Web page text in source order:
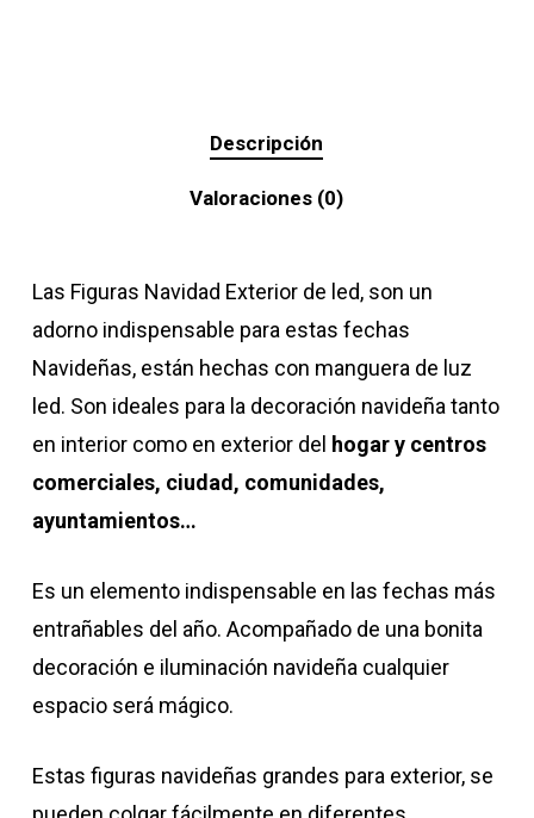
Descripción
Valoraciones (0)
Las Figuras Navidad Exterior de led, son un
adorno indispensable para estas fechas
Navideñas, están hechas con manguera de luz
led. Son ideales para la decoración navideña tanto
en interior como en exterior del hogar y centros
comerciales, ciudad, comunidades,
ayuntamientos…
Es un elemento indispensable en las fechas más
entrañables del año. Acompañado de una bonita
decoración e iluminación navideña cualquier
espacio será mágico.
Estas figuras navideñas grandes para exterior, se